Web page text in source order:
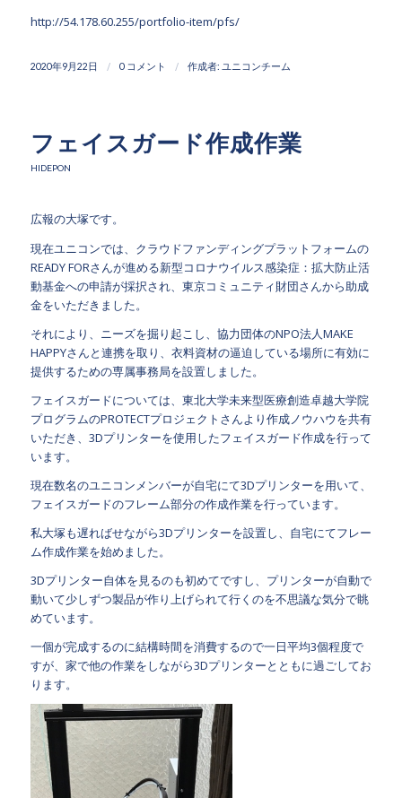
http://54.178.60.255/portfolio-item/pfs/
2020年9月22日 / 0 コメント / 作成者: ユニコンチーム
フェイスガード作成作業
HIDEPON
広報の大塚です。
現在ユニコンでは、クラウドファンディングプラットフォームの
READY FORさんが進める新型コロナウイルス感染症：拡大防止活
動基金への申請が採択され、東京コミュニティ財団さんから助成
金をいただきました。
それにより、ニーズを掘り起こし、協力団体のNPO法人MAKE
HAPPYさんと連携を取り、衣料資材の逼迫している場所に有効に
提供するための専属事務局を設置しました。
フェイスガードについては、東北大学未来型医療創造卓越大学院
プログラムのPROTECTプロジェクトさんより作成ノウハウを共有
いただき、3Dプリンターを使用したフェイスガード作成を行って
います。
現在数名のユニコンメンバーが自宅にて3Dプリンターを用いて、
フェイスガードのフレーム部分の作成作業を行っています。
私大塚も遅ればせながら3Dプリンターを設置し、自宅にてフレー
ム作成作業を始めました。
3Dプリンター自体を見るのも初めてですし、プリンターが自動で
動いて少しずつ製品が作り上げられて行くのを不思議な気分で眺
めています。
一個が完成するのに結構時間を消費するので一日平均3個程度で
すが、家で他の作業をしながら3Dプリンターとともに過ごしてお
ります。